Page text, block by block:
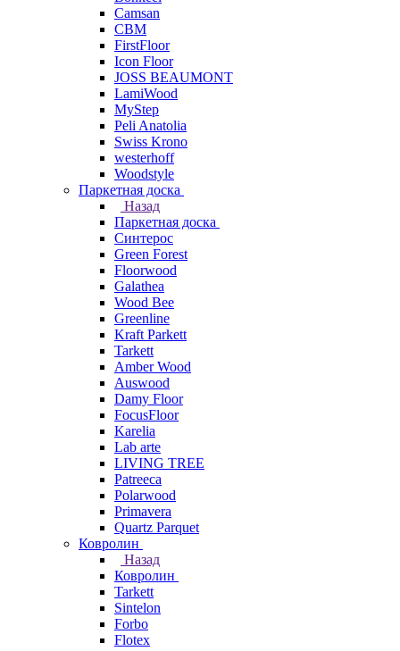
Camsan
CBM
FirstFloor
Icon Floor
JOSS BEAUMONT
LamiWood
MyStep
Peli Anatolia
Swiss Krono
westerhoff
Woodstyle
Паркетная доска
Назад
Паркетная доска
Синтерос
Green Forest
Floorwood
Galathea
Wood Bee
Greenline
Kraft Parkett
Tarkett
Amber Wood
Auswood
Damy Floor
FocusFloor
Karelia
Lab arte
LIVING TREE
Patreeca
Polarwood
Primavera
Quartz Parquet
Ковролин
Назад
Ковролин
Tarkett
Sintelon
Forbo
Flotex